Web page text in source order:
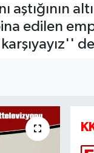
edilen